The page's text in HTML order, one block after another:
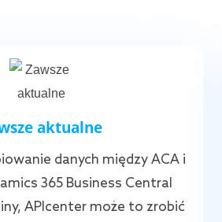
aktualne
danych między ACA i
365 Business Central
APIcenter może to zrobić